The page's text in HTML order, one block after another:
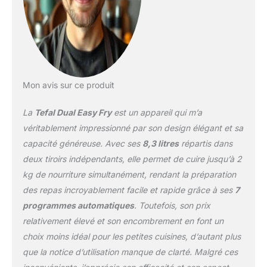
seul et même appareil
TECHNOLOGIE EXTRA-
CRISP : des résultats
dorés et croustillants
en 2023 avec des frites
surgelées) RÉPARABILITÉ
15 ANS AU JUSTE PRIX :
engagement de
réparabilité 15 ans au
juste prix grâce à notre
réseau de 6 200
réparateurs dans le
monde, pour contribuer
à la protection de
l'environnement et à la
réduction des déchets
GAIN DE TEMPS ET
Mon avis sur ce produit
La Tefal Dual Easy Fryest un appareil qui m’a
véritablement impressionné par son design élégant et sa
capacité généreuse. Avec ses 8,3 litresrépartis dans
deux tiroirs indépendants, elle permet de cuire jusqu’à 2
kg de nourriture simultanément, rendant la préparation
des repas incroyablement facile et rapide grâce à ses 7
programmes automatiques. Toutefois, son prix
relativement élevé et son encombrement en font un
choix moins idéal pour les petites cuisines, d’autant plus
que la notice d’utilisation manque de clarté. Malgré ces